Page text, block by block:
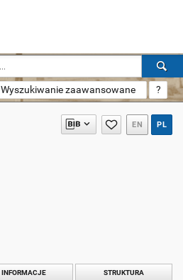
Wyszukiwanie zaawansowane ?
EN PL
INFORMACJE STRUKTURA